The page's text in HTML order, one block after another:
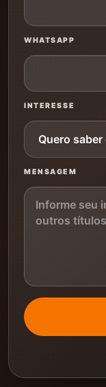
WHATSAPP
INTERESSE
MENSAGEM